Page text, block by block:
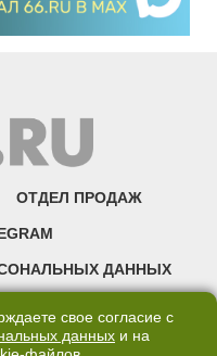
ОТДЕЛ ПРОДАЖ
ДАННЫХ
свое согласие с
данных и на